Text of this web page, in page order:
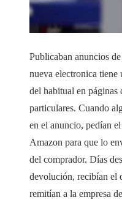
Publicaban anuncios
nueva electronica tiene
del habitual en páginas
particulares. Cuando
en el anuncio, pedían
Amazon para que lo
del comprador. Días
devolución, recibían el
remitían a la empresa